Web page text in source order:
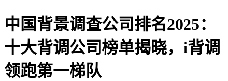
中国背景调查公司排名2025：
十大背调公司榜单揭晓，i背调
领跑第一梯队